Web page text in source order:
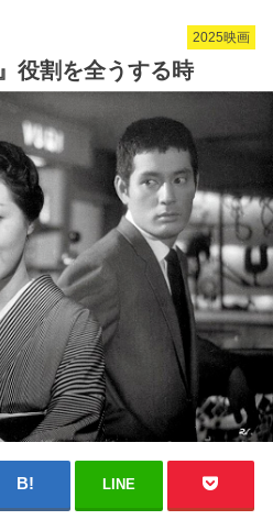
2025映画
役割を全うする時
LINE